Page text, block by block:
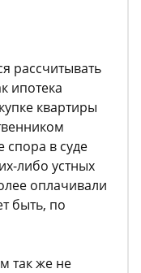
рассчитывать
ипотека
квартиры
в суде
либо устных
оплачивали
быть, по
так же не